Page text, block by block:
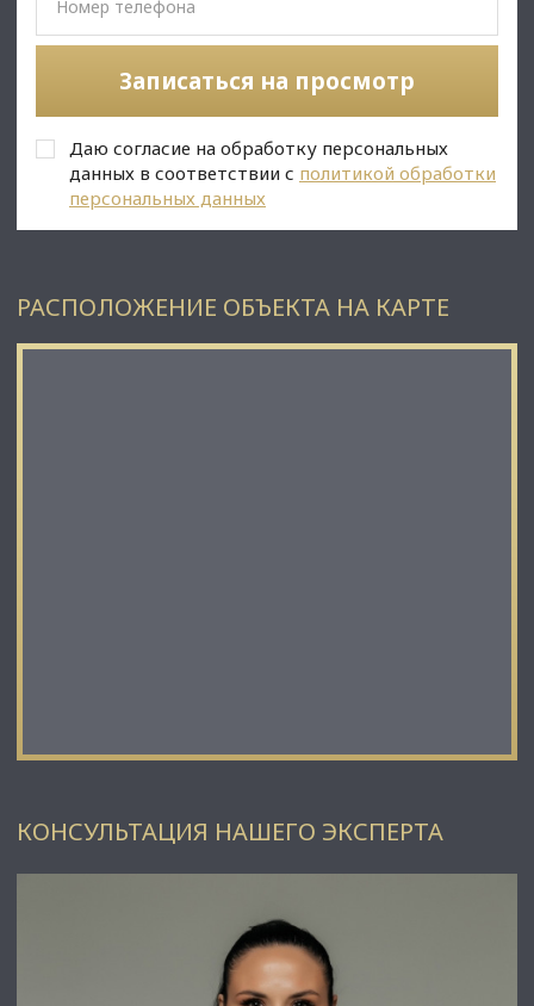
КОНСУЛЬТАЦИЯ НАШЕГО ЭКСПЕРТА
• Много окон;
• Инфраструктура : парковка, охрана, наличие кафе;
Записаться на просмотр
Даю согласие на обработку персональных
данных в соответствии с политикой обработки
персональных данных
РАСПОЛОЖЕНИЕ ОБЪЕКТА НА КАРТЕ